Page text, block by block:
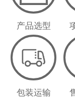
产品选型
包装运输